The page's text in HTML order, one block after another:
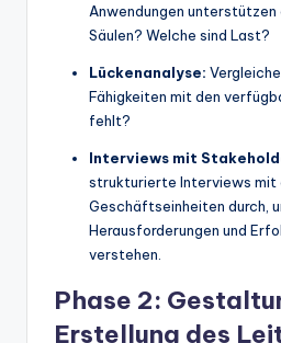
Anwendungen
Säulen? Welche sind Last?
Lückenanalyse:
Fähigkeiten mit den
fehlt?
Interviews mit
strukturierte Interviews mit
Geschäftseinheiten durch,
Herausforderungen und
verstehen.
Phase 2:
Erstellung des